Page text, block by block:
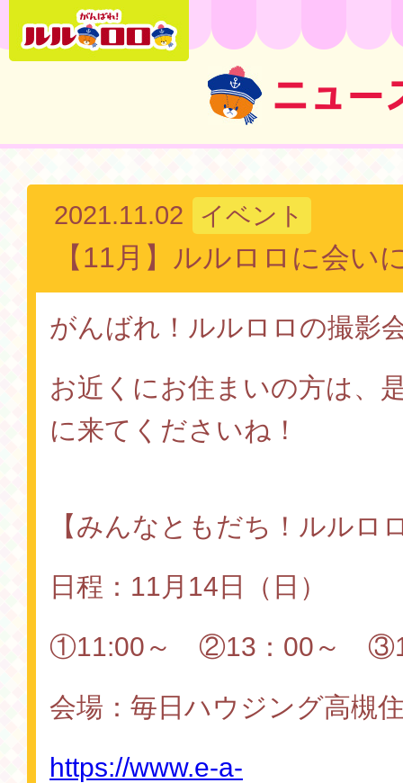
ニュー
2021.11.02 イベント
【11月】ルルロロに会い
がんばれ！ルルロロの撮影
お近くにお住まいの方は、
に来てくださいね！
【みんなともだち！ルルロ
日程：11月14日（日）
①11:00～ ②13：00～
会場：毎日ハウジング高槻
https://www.e-a-